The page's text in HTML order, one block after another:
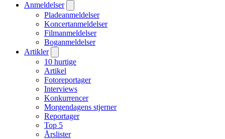
Anmeldelser
Pladeanmeldelser
Koncertanmeldelser
Filmanmeldelser
Boganmeldelser
Artikler
10 hurtige
Artikel
Fotoreportager
Interviews
Konkurrencer
Morgendagens stjerner
Reportager
Top 5
Årslister